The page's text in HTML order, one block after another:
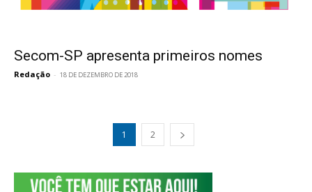
Secom-SP apresenta primeiros nomes
Redação - 18 DE DEZEMBRO DE 2018
1 2